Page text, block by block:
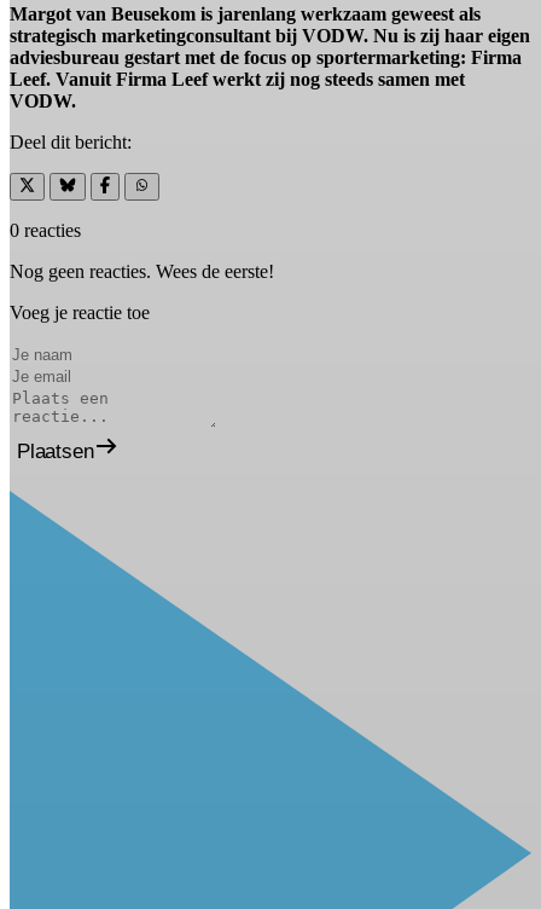
Margot van Beusekom is jarenlang werkzaam geweest als
strategisch marketingconsultant bij VODW. Nu is zij haar eigen
adviesbureau gestart met de focus op sportermarketing: Firma
Leef. Vanuit Firma Leef werkt zij nog steeds samen met
VODW.
Deel dit bericht:
0 reacties
Nog geen reacties. Wees de eerste!
Voeg je reactie toe
Plaatsen